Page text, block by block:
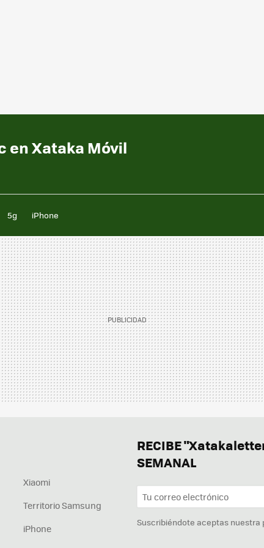
en Xataka Móvil
5g iPhone
RECIBE
SEMANAL
Suscribiéndote aceptas nuestra
Xiaomi
Territorio Samsung
iPhone